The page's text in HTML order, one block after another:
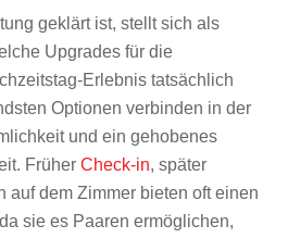
geklärt ist, stellt sich als
Upgrades für die
Erlebnis tatsächlich
Optionen verbinden in der
und ein gehobenes
FrüherCheck-in, später
auf dem Zimmer bieten oft einen
sie es Paaren ermöglichen,